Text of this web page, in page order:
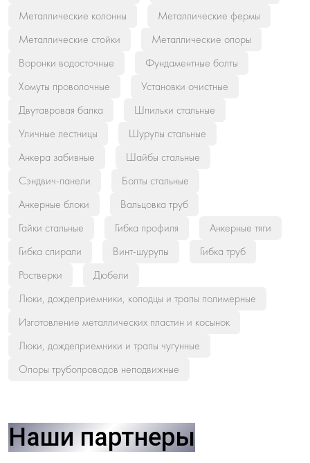
Металлические колонны
Металлические фермы
Металлические стойки
Металлические опоры
Воронки водосточные
Фундаментные болты
Хомуты проволочные
Установки очистные
Двутавровая балка
Шпильки стальные
Уличные лестницы
Шурупы стальные
Анкера забивные
Шайбы стальные
Сэндвич-панели
Болты стальные
Анкерные блоки
Вальцовка труб
Гайки стальные
Гибка профиля
Анкерные тяги
Гибка спирали
Винт-шурупы
Гибка труб
Ростверки
Дюбели
Люки, дождеприемники, колодцы и трапы полимерные
Изготовление металлических пластин и косынок
Люки, дождеприемники и трапы чугунные
Опоры трубопроводов неподвижные
Наши партнеры